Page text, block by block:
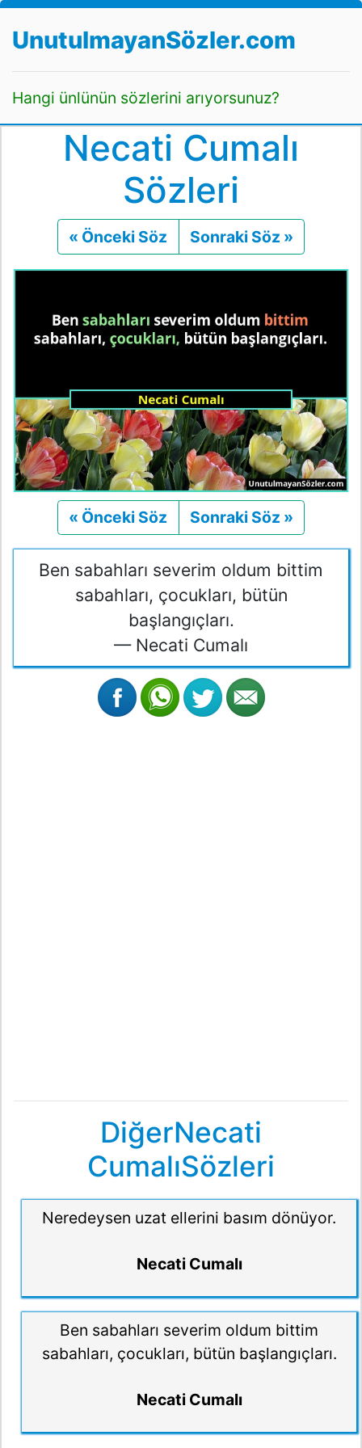
UnutulmayanSözler.com
Hangi ünlünün sözlerini arıyorsunuz?
Necati Cumalı
Sözleri
« Önceki Söz Önceki
Sonraki Söz »
« Önceki Söz Önceki
Sonraki Söz »
Ben sabahları severim oldum bittim
sabahları, çocukları, bütün
başlangıçları.
— Necati Cumalı
DiğerNecati
CumalıSözleri
Neredeysen uzat ellerini basım dönüyor.
Necati Cumalı
Ben sabahları severim oldum bittim
sabahları, çocukları, bütün başlangıçları.
Necati Cumalı